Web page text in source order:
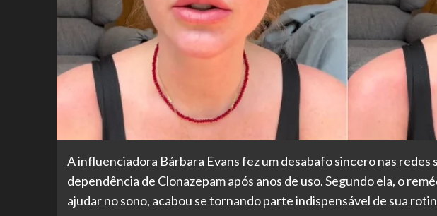
A influenciadora Bárbara Evans fez um desabafo sincero nas
dependência de Clonazepam após anos de uso. Segundo ela, o
ajudar no sono, acabou se tornando parte indispensável de sua